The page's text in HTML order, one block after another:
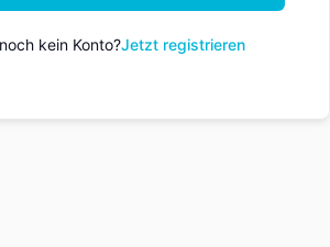
kein Konto?Jetzt registrieren